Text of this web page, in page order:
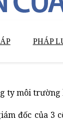
PHÁP
ty môi
đốc của